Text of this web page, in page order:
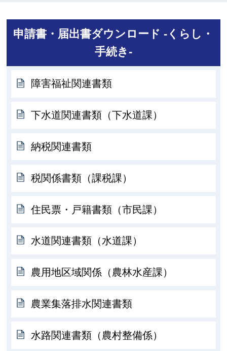
申請書・届出書ダウンロード -くらし・
手続き-
障害福祉関連書類
下水道関連書類（下水道課）
納税関連書類
税関係書類（課税課）
住民票・戸籍書類（市民課）
水道関連書類（水道課）
農用地区域関係（農林水産課）
農業集落排水関連書類
水路関連書類（農村整備係）